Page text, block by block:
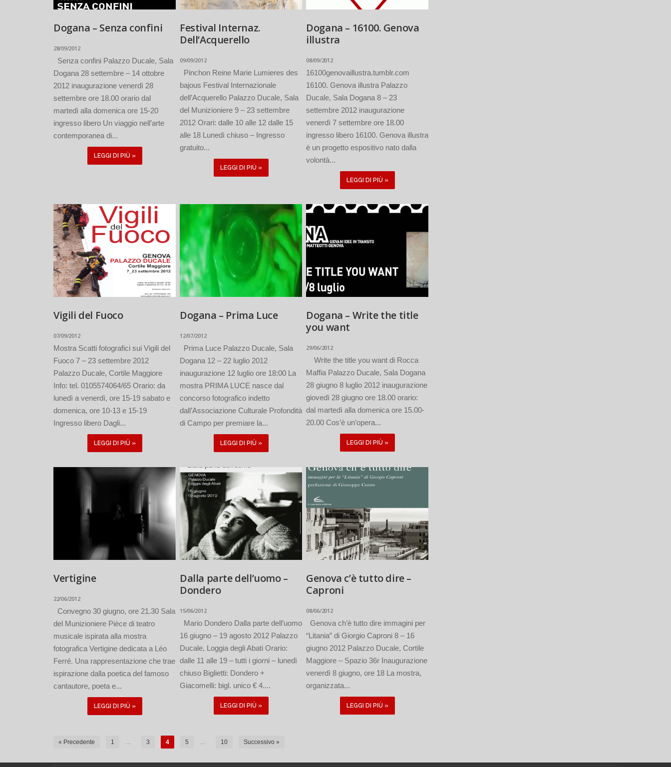
Dogana – Senza confini
28/09/2012
Senza confini Palazzo Ducale, Sala
Dogana 28 settembre – 14 ottobre
2012 inaugurazione venerdì 28
settembre ore 18.00 orario dal
martedì alla domenica ore 15-20
ingresso libero Un viaggio nell’arte
contemporanea di...
LEGGI DI PIÙ »
Festival Internaz.
Dell’Acquerello
09/09/2012
Pinchon Reine Marie Lumieres des
bajous Festival Internazionale
dell’Acquerello Palazzo Ducale, Sala
del Munizioniere 9 – 23 settembre
2012 Orari: dalle 10 alle 12 dalle 15
alle 18 Lunedì chiuso – Ingresso
gratuito...
LEGGI DI PIÙ »
Dogana – 16100. Genova
illustra
08/09/2012
16100genovaillustra.tumblr.com
16100. Genova illustra Palazzo
Ducale, Sala Dogana 8 – 23
settembre 2012 inaugurazione
venerdì 7 settembre ore 18.00
ingresso libero 16100. Genova illustra
è un progetto espositivo nato dalla
volontà...
LEGGI DI PIÙ »
Vigili del Fuoco
07/09/2012
Mostra Scatti fotografici sui Vigili del
Fuoco 7 – 23 settembre 2012
Palazzo Ducale, Cortile Maggiore
Info: tel. 0105574064/65 Orario: da
lunedì a venerdì, ore 15-19 sabato e
domenica, ore 10-13 e 15-19
Ingresso libero Dagli...
LEGGI DI PIÙ »
Dogana – Prima Luce
12/07/2012
Prima Luce Palazzo Ducale, Sala
Dogana 12 – 22 luglio 2012
inaugurazione 12 luglio ore 18:00 La
mostra PRIMA LUCE nasce dal
concorso fotografico indetto
dall’Associazione Culturale Profondità
di Campo per premiare la...
LEGGI DI PIÙ »
Dogana – Write the title
you want
29/06/2012
Write the title you want di Rocca
Maffia Palazzo Ducale, Sala Dogana
28 giugno 8 luglio 2012 inaugurazione
giovedì 28 giugno ore 18.00 orario:
dal martedì alla domenica ore 15.00-
20.00 Cos’è un’opera...
LEGGI DI PIÙ »
Vertigine
22/06/2012
Convegno 30 giugno, ore 21.30 Sala
del Munizioniere Pièce di teatro
musicale ispirata alla mostra
fotografica Vertigine dedicata a Léo
Ferré. Una rappresentazione che trae
ispirazione dalla poetica del famoso
cantautore, poeta e...
LEGGI DI PIÙ »
Dalla parte dell’uomo –
Dondero
15/06/2012
Mario Dondero Dalla parte dell’uomo
16 giugno – 19 agosto 2012 Palazzo
Ducale, Loggia degli Abati Orario:
dalle 11 alle 19 – tutti i giorni – lunedì
chiuso Biglietti: Dondero +
Giacomelli: bigl. unico € 4....
LEGGI DI PIÙ »
Genova c’è tutto dire –
Caproni
08/06/2012
Genova ch’è tutto dire immagini per
“Litania” di Giorgio Caproni 8 – 16
giugno 2012 Palazzo Ducale, Cortile
Maggiore – Spazio 36r Inaugurazione
venerdì 8 giugno, ore 18 La mostra,
organizzata...
LEGGI DI PIÙ »
« Precedente 1 … 3 4 5 … 10 Successivo »